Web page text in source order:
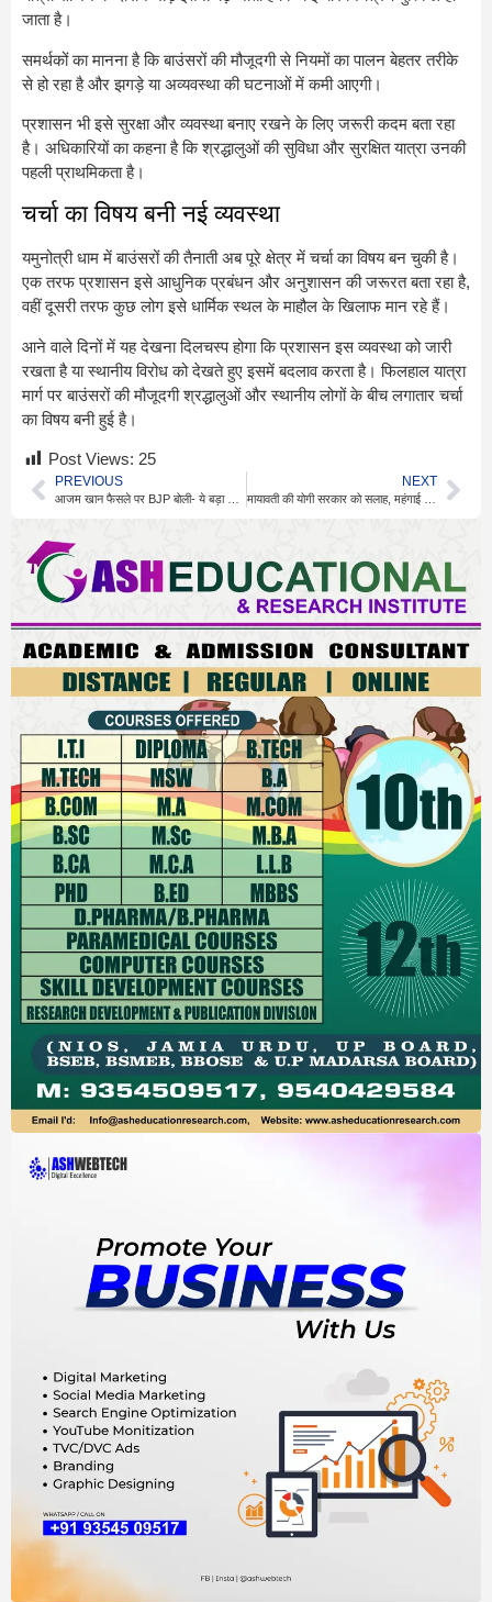
जाता है।
समर्थकों का मानना है कि बाउंसरों की मौजूदगी से नियमों का पालन बेहतर तरीके
से हो रहा है और झगड़े या अव्यवस्था की घटनाओं में कमी आएगी।
प्रशासन भी इसे सुरक्षा और व्यवस्था बनाए रखने के लिए जरूरी कदम बता रहा
है। अधिकारियों का कहना है कि श्रद्धालुओं की सुविधा और सुरक्षित यात्रा उनकी
पहली प्राथमिकता है।
चर्चा का विषय बनी नई व्यवस्था
यमुनोत्री धाम में बाउंसरों की तैनाती अब पूरे क्षेत्र में चर्चा का विषय बन चुकी है।
एक तरफ प्रशासन इसे आधुनिक प्रबंधन और अनुशासन की जरूरत बता रहा है,
वहीं दूसरी तरफ कुछ लोग इसे धार्मिक स्थल के माहौल के खिलाफ मान रहे हैं।
आने वाले दिनों में यह देखना दिलचस्प होगा कि प्रशासन इस व्यवस्था को जारी
रखता है या स्थानीय विरोध को देखते हुए इसमें बदलाव करता है। फिलहाल यात्रा
मार्ग पर बाउंसरों की मौजूदगी श्रद्धालुओं और स्थानीय लोगों के बीच लगातार चर्चा
का विषय बनी हुई है।
Post Views: 25
PREVIOUS NEXT